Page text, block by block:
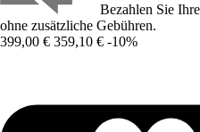
Bezahlen Sie
ohne zusätzliche Gebühren.
399,00 € 359,10 € -10%